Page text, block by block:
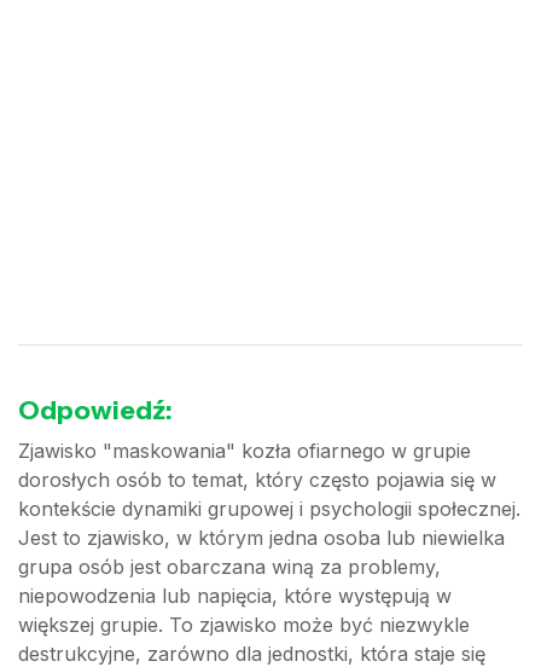
Odpowiedź:
Zjawisko "maskowania" kozła ofiarnego w grupie
dorosłych osób to temat, który często pojawia się w
kontekście dynamiki grupowej i psychologii społecznej.
Jest to zjawisko, w którym jedna osoba lub niewielka
grupa osób jest obarczana winą za problemy,
niepowodzenia lub napięcia, które występują w
większej grupie. To zjawisko może być niezwykle
destrukcyjne, zarówno dla jednostki, która staje się